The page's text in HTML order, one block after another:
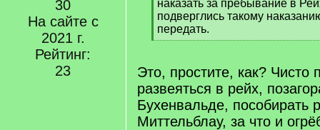
30
На сайте с
2021 г.
Рейтинг:
23
]наказать за пребывание в
подверглись такому
передать.
[
q
]
Это, простите, как? Чисто
развеяться в рейх,
Бухенвальде, пособирать
Миттельблау, за что и